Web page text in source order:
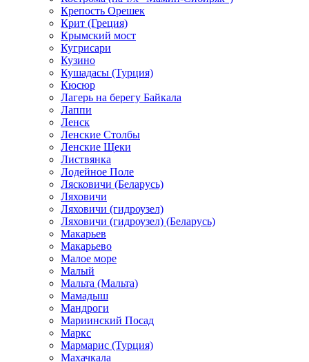
Крепость Орешек
Крит (Греция)
Крымский мост
Кугрисари
Кузино
Кушадасы (Турция)
Кюсюр
Лагерь на берегу Байкала
Лаппи
Ленск
Ленские Столбы
Ленские Щеки
Листвянка
Лодейное Поле
Лясковичи (Беларусь)
Ляховичи
Ляховичи (гидроузел)
Ляховичи (гидроузел) (Беларусь)
Макарьев
Макарьево
Малое море
Малый
Мальта (Мальта)
Мамадыш
Мандроги
Мариинский Посад
Маркс
Мармарис (Турция)
Махачкала